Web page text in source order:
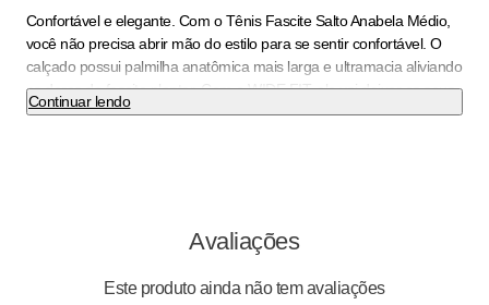
Confortável e elegante. Com o Tênis Fascite Salto Anabela Médio,
você não precisa abrir mão do estilo para se sentir confortável. O
calçado possui palmilha anatômica mais larga e ultramacia aliviando
as dores da fascite plantar. Com o WIDE FIT, ele vai deixar os seus
pés confortáveis e bem acomodados através de formas com
atual. Seu novo calçado favorito está aqui. Garanta já o seu
Continuar lendo
Avaliações
Este produto ainda não tem avaliações